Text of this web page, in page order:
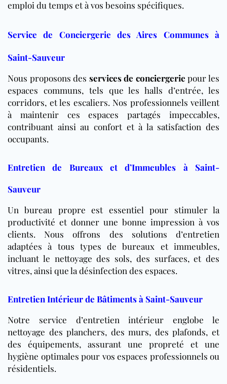
emploi du temps et à vos besoins spécifiques.
Service de Conciergerie des Aires Communes à
Saint-Sauveur
Nous proposons des services de conciergerie pour les
espaces communs, tels que les halls d’entrée, les
corridors, et les escaliers. Nos professionnels veillent
à maintenir ces espaces partagés impeccables,
contribuant ainsi au confort et à la satisfaction des
occupants.
Entretien de Bureaux et d’Immeubles à Saint-
Sauveur
Un bureau propre est essentiel pour stimuler la
productivité et donner une bonne impression à vos
clients. Nous offrons des solutions d’entretien
adaptées à tous types de bureaux et immeubles,
incluant le nettoyage des sols, des surfaces, et des
vitres, ainsi que la désinfection des espaces.
Entretien Intérieur de Bâtiments à Saint-Sauveur
Notre service d’entretien intérieur englobe le
nettoyage des planchers, des murs, des plafonds, et
des équipements, assurant une propreté et une
hygiène optimales pour vos espaces professionnels ou
résidentiels.